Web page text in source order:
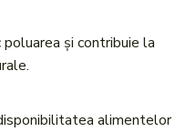
și contribuie la
alimentelor